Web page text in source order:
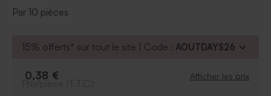
format 14 x 12.5 cm.
Par 10 pièces
15% offerts* sur tout le site | Code : AOUTDAYS26
0,38 € Afficher les prix